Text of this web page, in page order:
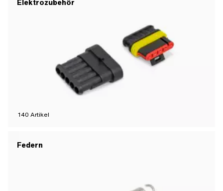
Elektrozubehör
140 Artikel
Federn